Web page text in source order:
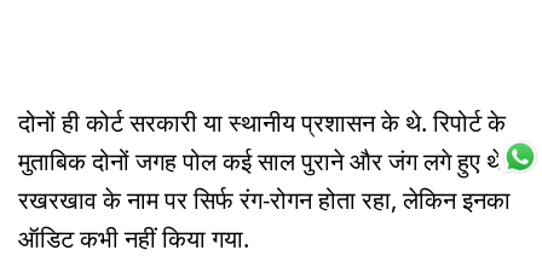
दोनों ही कोर्ट सरकारी या स्थानीय प्रशासन के थे. रिपोर्ट के
मुताबिक दोनों जगह पोल कई साल पुराने और जंग लगे हुए थे.
रखरखाव के नाम पर सिर्फ रंग-रोगन होता रहा, लेकिन इनका
ऑडिट कभी नहीं किया गया.